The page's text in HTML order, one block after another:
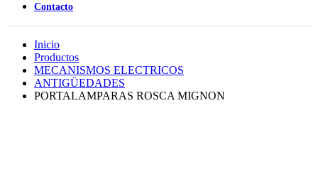
Contacto
Inicio
Productos
MECANISMOS ELECTRICOS
ANTIGÜEDADES
PORTALAMPARAS ROSCA MIGNON